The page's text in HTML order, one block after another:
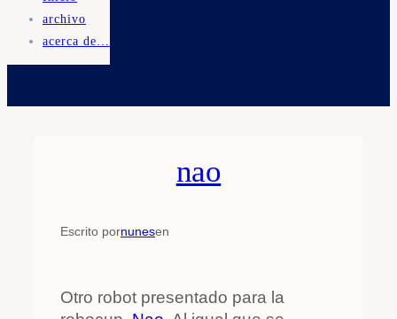
archivo
acerca de…
nao
Escrito pornunesen
Otro robot presentado para la